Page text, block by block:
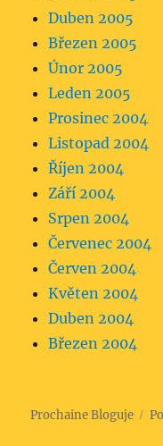
Duben 2005
Březen 2005
Únor 2005
Leden 2005
Prosinec 2004
Listopad 2004
Říjen 2004
Září 2004
Srpen 2004
Červenec 2004
Červen 2004
Květen 2004
Duben 2004
Březen 2004
Prochaine Bloguje